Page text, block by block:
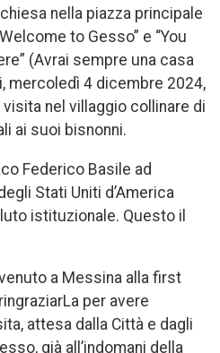
nella piazza principale
to Gesso” e “You
(Avrai sempre una casa
mercoledì 4 dicembre 2024,
visita nel villaggio collinare di
ai suoi bisnonni.
Federico Basile ad
Stati Uniti d’America
istituzionale. Questo il
a Messina alla first
per avere
attesa dalla Città e dagli
già all’indomani della